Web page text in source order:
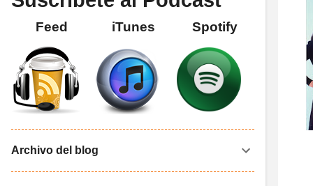
Feed iTunes Spotify
Archivo del blog